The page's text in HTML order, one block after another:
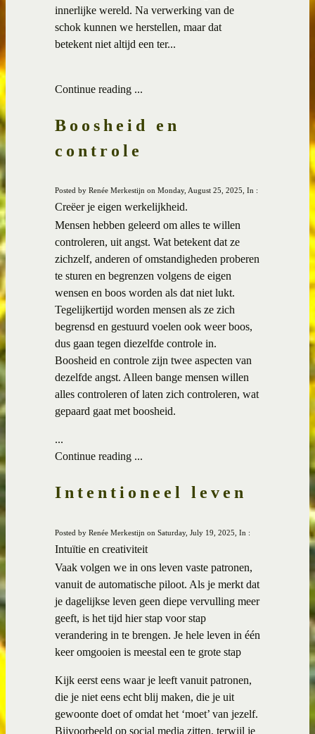
innerlijke wereld. Na verwerking van de
schok kunnen we herstellen, maar dat
betekent niet altijd een ter...
Continue reading ...
Boosheid en
controle
Posted by Renée Merkestijn on Monday, August 25, 2025, In :
Creëer je eigen werkelijkheid.
Mensen hebben geleerd om alles te willen
controleren, uit angst. Wat betekent dat ze
zichzelf, anderen of omstandigheden proberen
te sturen en begrenzen volgens de eigen
wensen en boos worden als dat niet lukt.
Tegelijkertijd worden mensen als ze zich
begrensd en gestuurd voelen ook weer boos,
dus gaan tegen diezelfde controle in.
Boosheid en controle zijn twee aspecten van
dezelfde angst. Alleen bange mensen willen
alles controleren of laten zich controleren, wat
gepaard gaat met boosheid.
...
Continue reading ...
Intentioneel leven
Posted by Renée Merkestijn on Saturday, July 19, 2025, In :
Intuïtie en creativiteit
Vaak volgen we in ons leven vaste patronen,
vanuit de automatische piloot. Als je merkt dat
je dagelijkse leven geen diepe vervulling meer
geeft, is het tijd hier stap voor stap
verandering in te brengen. Je hele leven in één
keer omgooien is meestal een te grote stap
Kijk eerst eens waar je leeft vanuit patronen,
die je niet eens echt blij maken, die je uit
gewoonte doet of omdat het ‘moet’ van jezelf.
Bijvoorbeeld op social media zitten, terwijl je